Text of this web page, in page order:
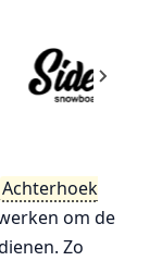
Achterhoek
om de
Zo